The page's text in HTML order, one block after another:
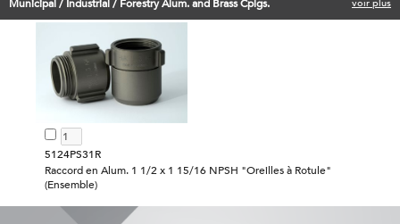
Municipal / Industrial / Forestry Alum. and Brass Cplgs. voir plus
5124PS31R
Raccord en Alum. 1 1/2 x 1 15/16 NPSH "Oreilles à Rotule"
(Ensemble)